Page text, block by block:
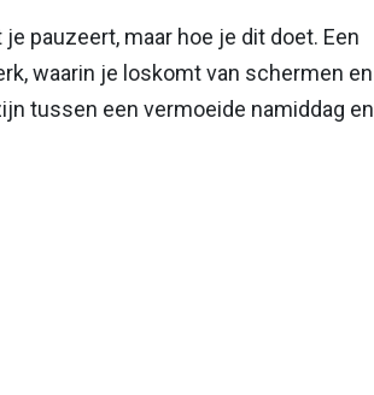
pauzeert, maar hoe je dit doet. Een
waarin je loskomt van schermen en
tussen een vermoeide namiddag en